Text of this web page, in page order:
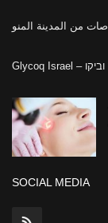
SOCIAL MEDIA